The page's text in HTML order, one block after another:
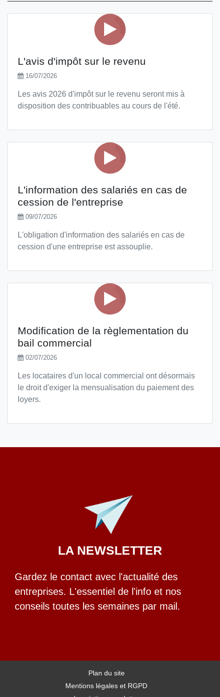
L'avis d'impôt sur le revenu
16/07/2026
Les avis 2026 d'impôt sur le revenu seront mis à
disposition des contribuables au cours de l'été.
L'information des salariés en cas de
cession de l'entreprise
09/07/2026
L'obligation d'information des salariés en cas de
cession d'une entreprise est assouplie.
Modification de la règlementation du
bail commercial
02/07/2026
Les locataires d'un local commercial ont désormais
le droit d'exiger la mensualisation du paiement des
loyers.
LA NEWSLETTER
Gardez le contact avec l'actualité des
entreprises. L'essentiel de l'info et nos
conseils toutes les semaines par mail.
Plan du site
Mentions légales et RGPD